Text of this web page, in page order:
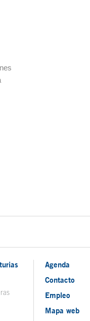
Agenda
Contacto
Empleo
Mapa web